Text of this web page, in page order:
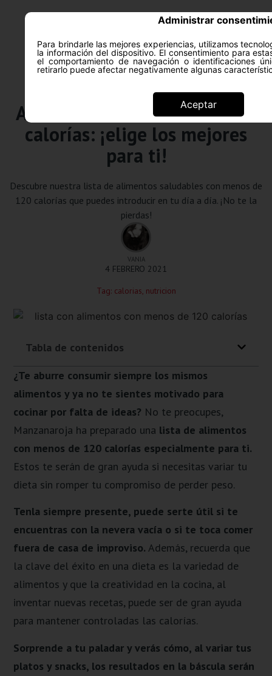
Administrar
Para brindarle las mejores experiencias, utilizamos
la información del dispositivo. El consentimiento para
el comportamiento de navegación o identificaciones
retirarlo puede afectar negativamente algunas
Aceptar
Alimentación saludable
Alimentos con menos de 120
calorías: ¡elige los mejores
para ti!
Descubre nuestra lista de alimentos saludables con menos de
120 calorías que puedes introducir en tu día a día. ¡No te la
pierdas!
VANIA
4 FEBRERO 2021
Tag: calorias nutricion
Tabla de contenidos
¿Te aburre consumir siempre los mismos
alimentos y ya no te sientes motivado para
cocinar por falta de ideas? No te preocupes,
Manzanaroja ha preparado una lista de alimentos
con menos de 120 calorías especialmente para ti.
Estos te serán de gran ayuda si necesitas variar tu
dieta sin romper tu compromiso de perder peso.
Tenla siempre presente, puede serte útil si te
encuentras con la nevera vacía o si te toca comer
fuera de casa de improviso. Además, recuerda que
la clave del éxito en una dieta es la variedad de
alimentos y que la creatividad en la cocina, al
inventar nuevas recetas, puede ser de gran ayuda
para mantener controladas las calorías.
Sorprende a tu paladar y verás cómo, al variar tus
platos y snacks, los resultados en la báscula serán